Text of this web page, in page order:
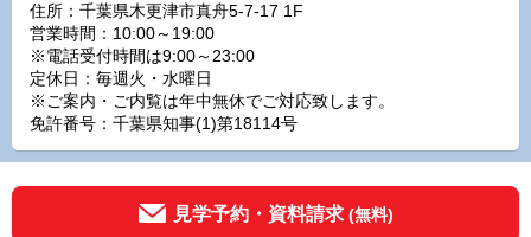
住所：千葉県木更津市真舟5-7-17 1F
営業時間：10:00～19:00
※電話受付時間は9:00～23:00
定休日：毎週火・水曜日
※ご案内・ご内覧は年中無休でご対応致します。
免許番号：千葉県知事(1)第18114号
見学予約・資料請求 (無料)